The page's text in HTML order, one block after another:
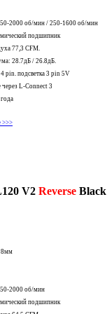
2000 об/мин /250-1600 об/мин
подшипник
77,3 CFM.
28.7дБ / 26.8дБ.
pin. подсветка 3 pin 5V
через L-Connect 3
>>>
V2 Reverse Black
2000 об/мин
подшипник